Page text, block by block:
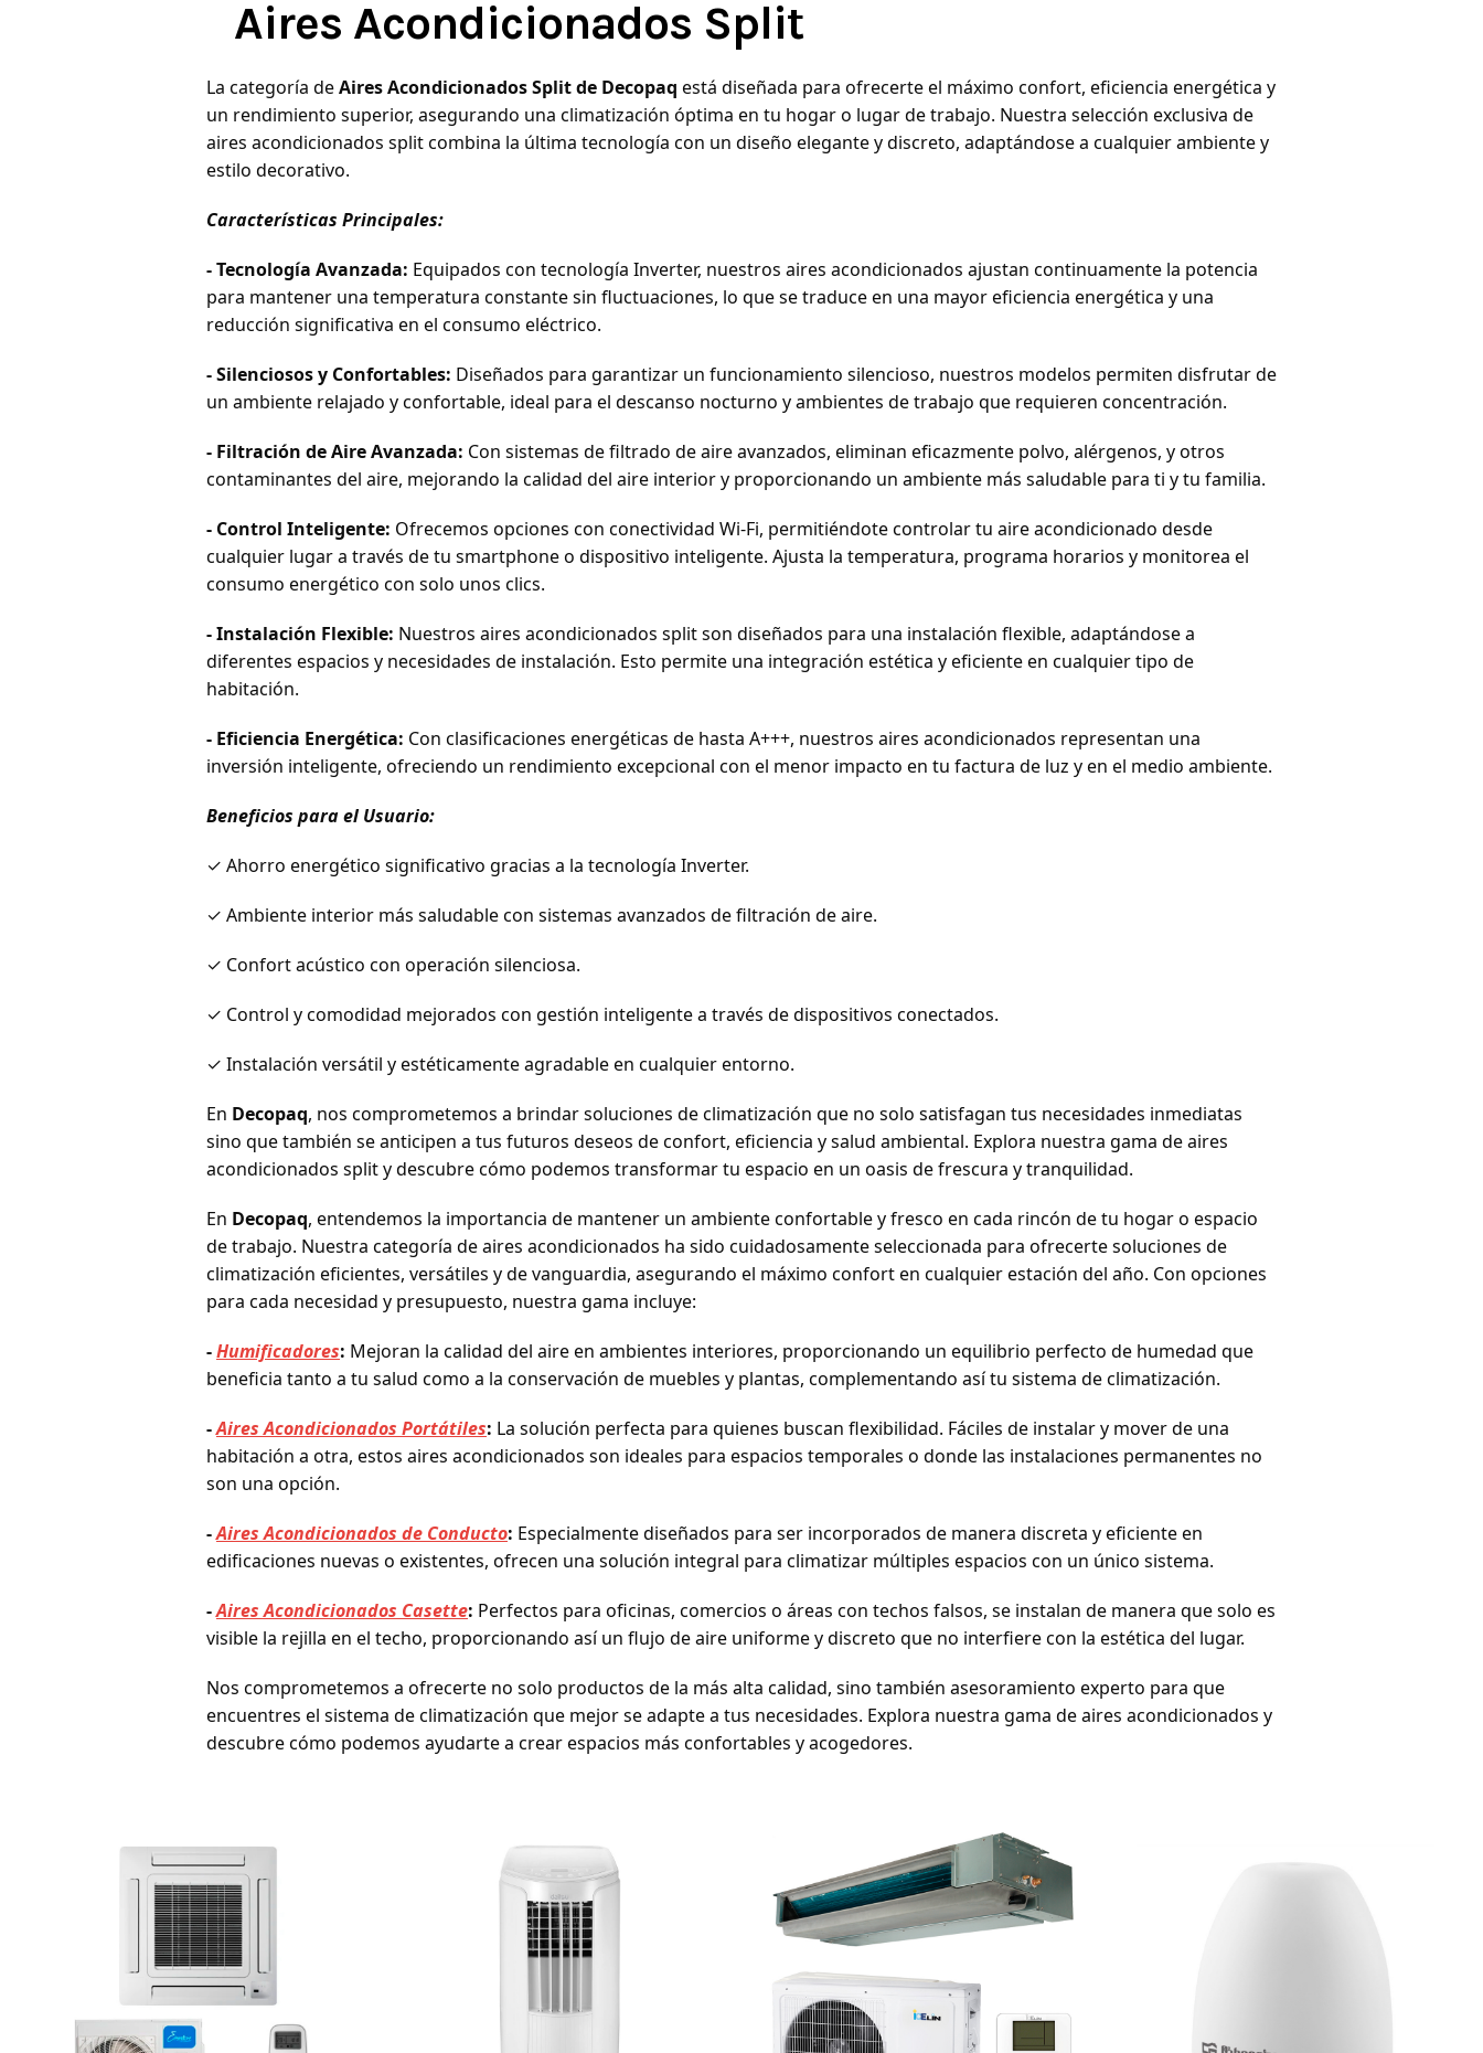
Aires Acondicionados Split
La categoría deAires Acondicionados Split de Decopaq está diseñada para ofrecerte el máximo confort, eficiencia energética y
un rendimiento superior, asegurando una climatización óptima en tu hogar o lugar de trabajo. Nuestra selección exclusiva de
aires acondicionados split combina la última tecnología con un diseño elegante y discreto, adaptándose a cualquier ambiente y
estilo decorativo.
Características Principales:
- Tecnología Avanzada: Equipados con tecnología Inverter, nuestros aires acondicionados ajustan continuamente la potencia
para mantener una temperatura constante sin fluctuaciones, lo que se traduce en una mayor eficiencia energética y una
reducción significativa en el consumo eléctrico.
- Silenciosos y Confortables: Diseñados para garantizar un funcionamiento silencioso, nuestros modelos permiten disfrutar de
un ambiente relajado y confortable, ideal para el descanso nocturno y ambientes de trabajo que requieren concentración.
- Filtración de Aire Avanzada: Con sistemas de filtrado de aire avanzados, eliminan eficazmente polvo, alérgenos, y otros
contaminantes del aire, mejorando la calidad del aire interior y proporcionando un ambiente más saludable para ti y tu familia.
- Control Inteligente: Ofrecemos opciones con conectividad Wi-Fi, permitiéndote controlar tu aire acondicionado desde
cualquier lugar a través de tu smartphone o dispositivo inteligente. Ajusta la temperatura, programa horarios y monitorea el
consumo energético con solo unos clics.
- Instalación Flexible: Nuestros aires acondicionados split son diseñados para una instalación flexible, adaptándose a
diferentes espacios y necesidades de instalación. Esto permite una integración estética y eficiente en cualquier tipo de
habitación.
- Eficiencia Energética: Con clasificaciones energéticas de hasta A+++, nuestros aires acondicionados representan una
inversión inteligente, ofreciendo un rendimiento excepcional con el menor impacto en tu factura de luz y en el medio ambiente.
Beneficios para el Usuario:
✓ Ahorro energético significativo gracias a la tecnología Inverter.
✓ Ambiente interior más saludable con sistemas avanzados de filtración de aire.
✓ Confort acústico con operación silenciosa.
✓ Control y comodidad mejorados con gestión inteligente a través de dispositivos conectados.
✓ Instalación versátil y estéticamente agradable en cualquier entorno.
En Decopaq, nos comprometemos a brindar soluciones de climatización que no solo satisfagan tus necesidades inmediatas
sino que también se anticipen a tus futuros deseos de confort, eficiencia y salud ambiental. Explora nuestra gama de aires
acondicionados split y descubre cómo podemos transformar tu espacio en un oasis de frescura y tranquilidad.
En Decopaq, entendemos la importancia de mantener un ambiente confortable y fresco en cada rincón de tu hogar o espacio
de trabajo. Nuestra categoría de aires acondicionados ha sido cuidadosamente seleccionada para ofrecerte soluciones de
climatización eficientes, versátiles y de vanguardia, asegurando el máximo confort en cualquier estación del año. Con opciones
para cada necesidad y presupuesto, nuestra gama incluye:
-Humificadores: Mejoran la calidad del aire en ambientes interiores, proporcionando un equilibrio perfecto de humedad que
beneficia tanto a tu salud como a la conservación de muebles y plantas, complementando así tu sistema de climatización.
-Aires Acondicionados Portátiles: La solución perfecta para quienes buscan flexibilidad. Fáciles de instalar y mover de una
habitación a otra, estos aires acondicionados son ideales para espacios temporales o donde las instalaciones permanentes no
son una opción.
-Aires Acondicionados de Conducto: Especialmente diseñados para ser incorporados de manera discreta y eficiente en
edificaciones nuevas o existentes, ofrecen una solución integral para climatizar múltiples espacios con un único sistema.
-Aires Acondicionados Casette: Perfectos para oficinas, comercios o áreas con techos falsos, se instalan de manera que solo es
visible la rejilla en el techo, proporcionando así un flujo de aire uniforme y discreto que no interfiere con la estética del lugar.
Nos comprometemos a ofrecerte no solo productos de la más alta calidad, sino también asesoramiento experto para que
encuentres el sistema de climatización que mejor se adapte a tus necesidades. Explora nuestra gama de aires acondicionados y
descubre cómo podemos ayudarte a crear espacios más confortables y acogedores.